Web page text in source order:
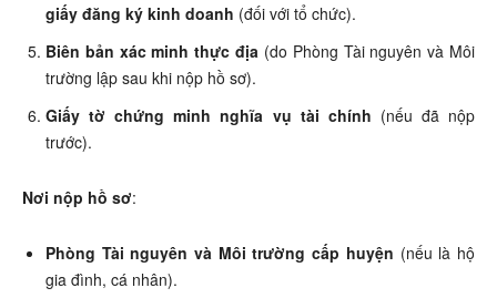
giấy đăng ký kinh doanh (đối với tổ chức).
Biên bản xác minh thực địa (do Phòng Tài nguyên và Môi
trường lập sau khi nộp hồ sơ).
Giấy tờ chứng minh nghĩa vụ tài chính (nếu đã nộp
trước).
Nơi nộp hồ sơ:
Phòng Tài nguyên và Môi trường cấp huyện (nếu là hộ
gia đình, cá nhân).